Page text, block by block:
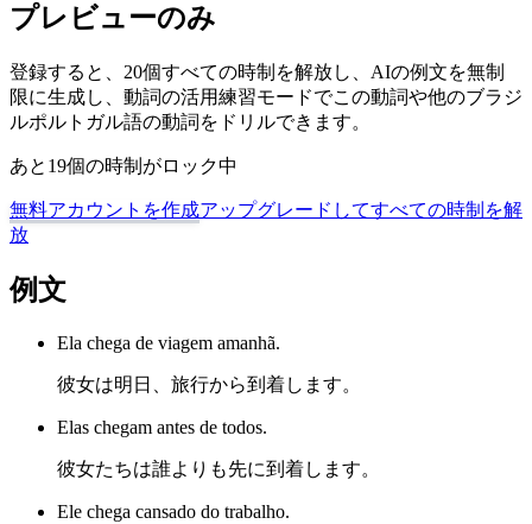
プレビューのみ
登録すると、20個すべての時制を解放し、AIの例文を無制
限に生成し、動詞の活用練習モードでこの動詞や他のブラジ
ルポルトガル語の動詞をドリルできます。
あと19個の時制がロック中
無料アカウントを作成アップグレードしてすべての時制を解
放
例文
Ela chega de viagem amanhã.
彼女は明日、旅行から到着します。
Elas chegam antes de todos.
彼女たちは誰よりも先に到着します。
Ele chega cansado do trabalho.